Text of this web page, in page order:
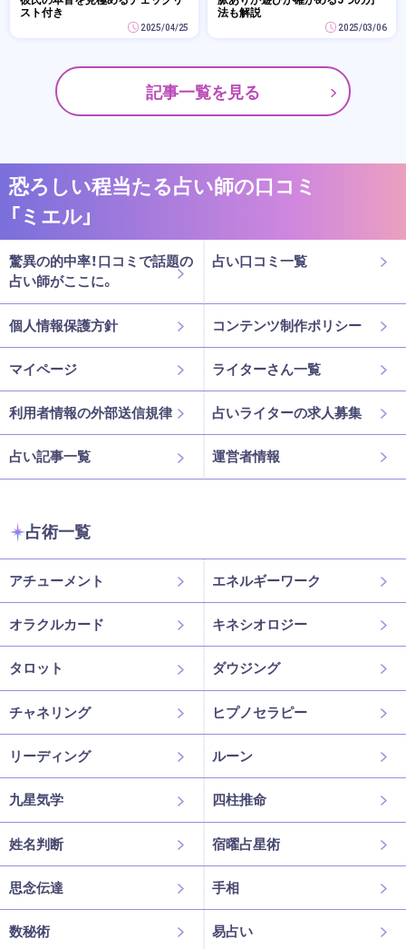
スト付き
2025/04/25
法も解説
2025/03/06
記事一覧を見る
恐ろしい程当たる占い師の口コミ
「ミエル」
驚異の的中率！口コミで話題の
占い師がここに。
占い口コミ一覧
個人情報保護方針 コンテンツ制作ポリシー
マイページ ライターさん一覧
利用者情報の外部送信規律 占いライターの求人募集
占い記事一覧 運営者情報
占術一覧
アチューメント エネルギーワーク
オラクルカード キネシオロジー
タロット ダウジング
チャネリング ヒプノセラピー
リーディング ルーン
九星気学 四柱推命
姓名判断 宿曜占星術
思念伝達 手相
数秘術 易占い